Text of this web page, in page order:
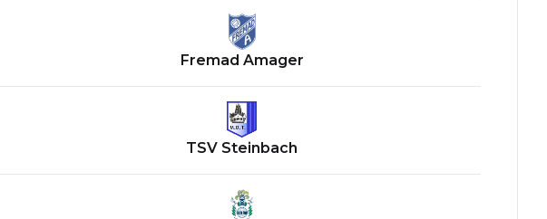
Fremad Amager
TSV Steinbach